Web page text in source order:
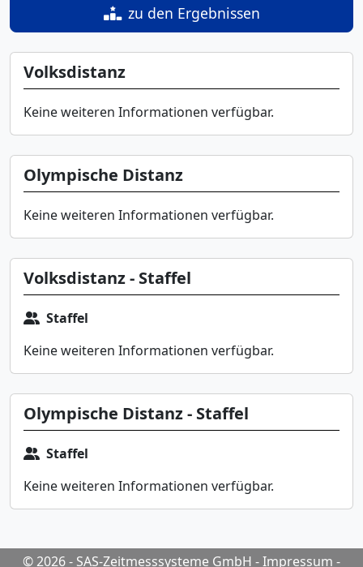
zu den Ergebnissen
Volksdistanz
Keine weiteren Informationen verfügbar.
Olympische Distanz
Keine weiteren Informationen verfügbar.
Volksdistanz - Staffel
Staffel
Keine weiteren Informationen verfügbar.
Olympische Distanz - Staffel
Staffel
Keine weiteren Informationen verfügbar.
© 2026 - SAS-Zeitmesssysteme GmbH -Impressum -